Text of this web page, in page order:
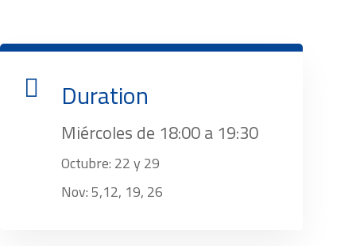
 Duration
Miércoles de 18:00 a 19:30
Octubre: 22 y 29
Nov: 5,12, 19, 26